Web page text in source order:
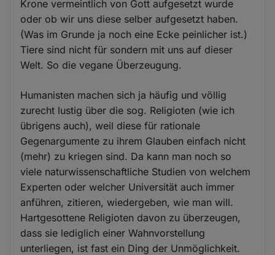
Krone vermeintlich von Gott aufgesetzt wurde
oder ob wir uns diese selber aufgesetzt haben.
(Was im Grunde ja noch eine Ecke peinlicher ist.)
Tiere sind nicht für sondern mit uns auf dieser
Welt. So die vegane Überzeugung.
Humanisten machen sich ja häufig und völlig
zurecht lustig über die sog. Religioten (wie ich
übrigens auch), weil diese für rationale
Gegenargumente zu ihrem Glauben einfach nicht
(mehr) zu kriegen sind. Da kann man noch so
viele naturwissenschaftliche Studien von welchem
Experten oder welcher Universität auch immer
anführen, zitieren, wiedergeben, wie man will.
Hartgesottene Religioten davon zu überzeugen,
dass sie lediglich einer Wahnvorstellung
unterliegen, ist fast ein Ding der Unmöglichkeit.